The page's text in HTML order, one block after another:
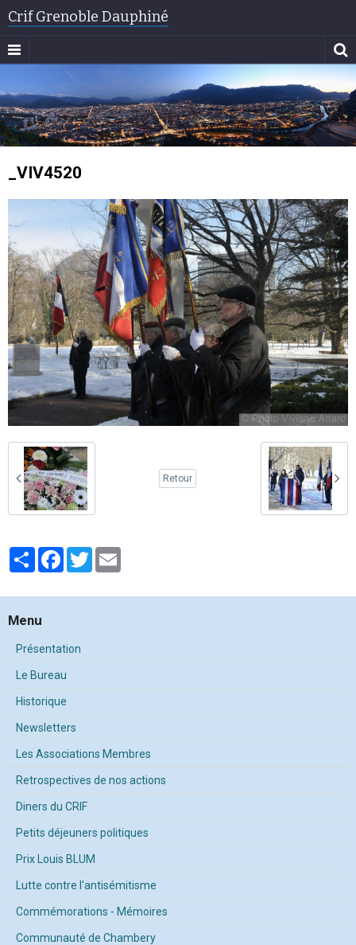
Crif Grenoble Dauphiné
_VIV4520
Retour
PartagerFacebook
Twitter
Menu
Présentation
Le Bureau
Historique
Newsletters
Les Associations Membres
Retrospectives de nos actions
Diners du CRIF
Petits déjeuners politiques
Prix Louis BLUM
Lutte contre l'antisémitisme
Commémorations - Mémoires
Communauté de Chambery